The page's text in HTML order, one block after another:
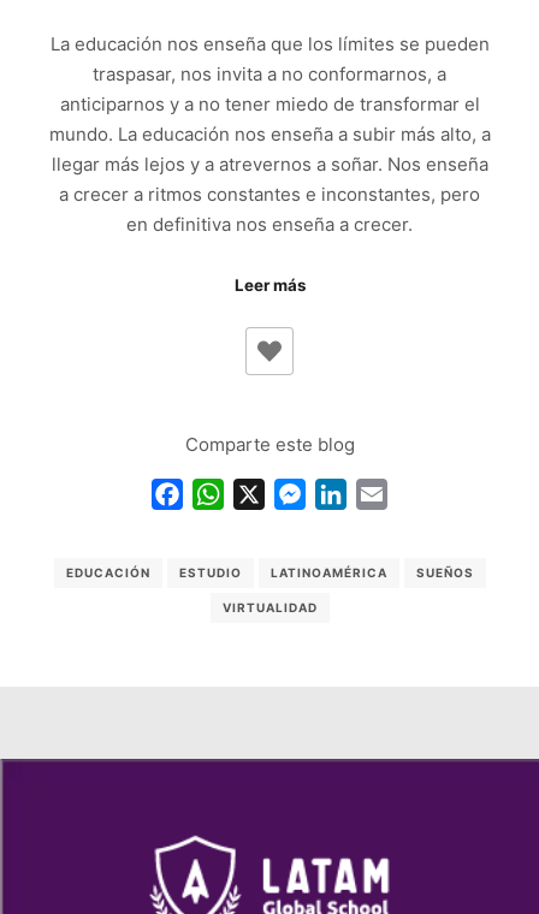
La educación nos enseña que los límites se pueden
traspasar, nos invita a no conformarnos, a
anticiparnos y a no tener miedo de transformar el
mundo. La educación nos enseña a subir más alto, a
llegar más lejos y a atrevernos a soñar. Nos enseña
a crecer a ritmos constantes e inconstantes, pero
en definitiva nos enseña a crecer.
Leer más
Comparte este blog
FacebookWhatsApp Messenger
LinkedIn
EDUCACIÓN ESTUDIO LATINOAMÉRICA SUEÑOS
VIRTUALIDAD